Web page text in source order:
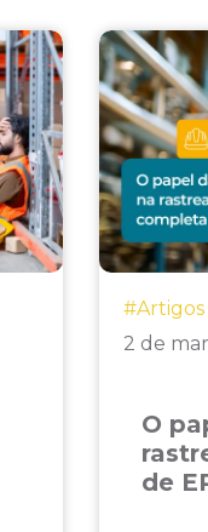
#Artigos
2 de
O
de